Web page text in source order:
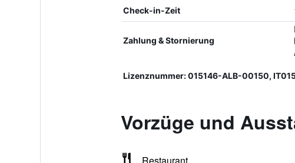
Check-in-Zeit
Zahlung & Stornierung
Lizenznummer: 015146-ALB-00150,
Vorzüge und